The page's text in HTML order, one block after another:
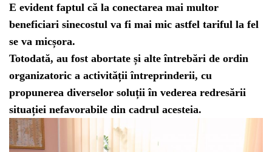
E evident faptul că la conectarea mai multor
beneficiari sinecostul va fi mai mic astfel tariful la fel
se va micșora.
Totodată, au fost abortate și alte întrebări de ordin
organizatoric a activității întreprinderii, cu
propunerea diverselor soluții în vederea redresării
situației nefavorabile din cadrul acesteia.